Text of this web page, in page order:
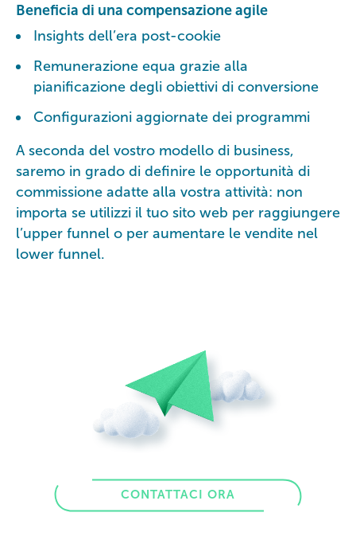
Beneficia di una compensazione agile
Insights dell’era post-cookie
Remunerazione equa grazie alla
pianificazione degli obiettivi di conversione
Configurazioni aggiornate dei programmi
A seconda del vostro modello di business,
saremo in grado di definire le opportunità di
commissione adatte alla vostra attività: non
importa se utilizzi il tuo sito web per raggiungere
l’upper funnel o per aumentare le vendite nel
lower funnel.
CONTATTACI ORA